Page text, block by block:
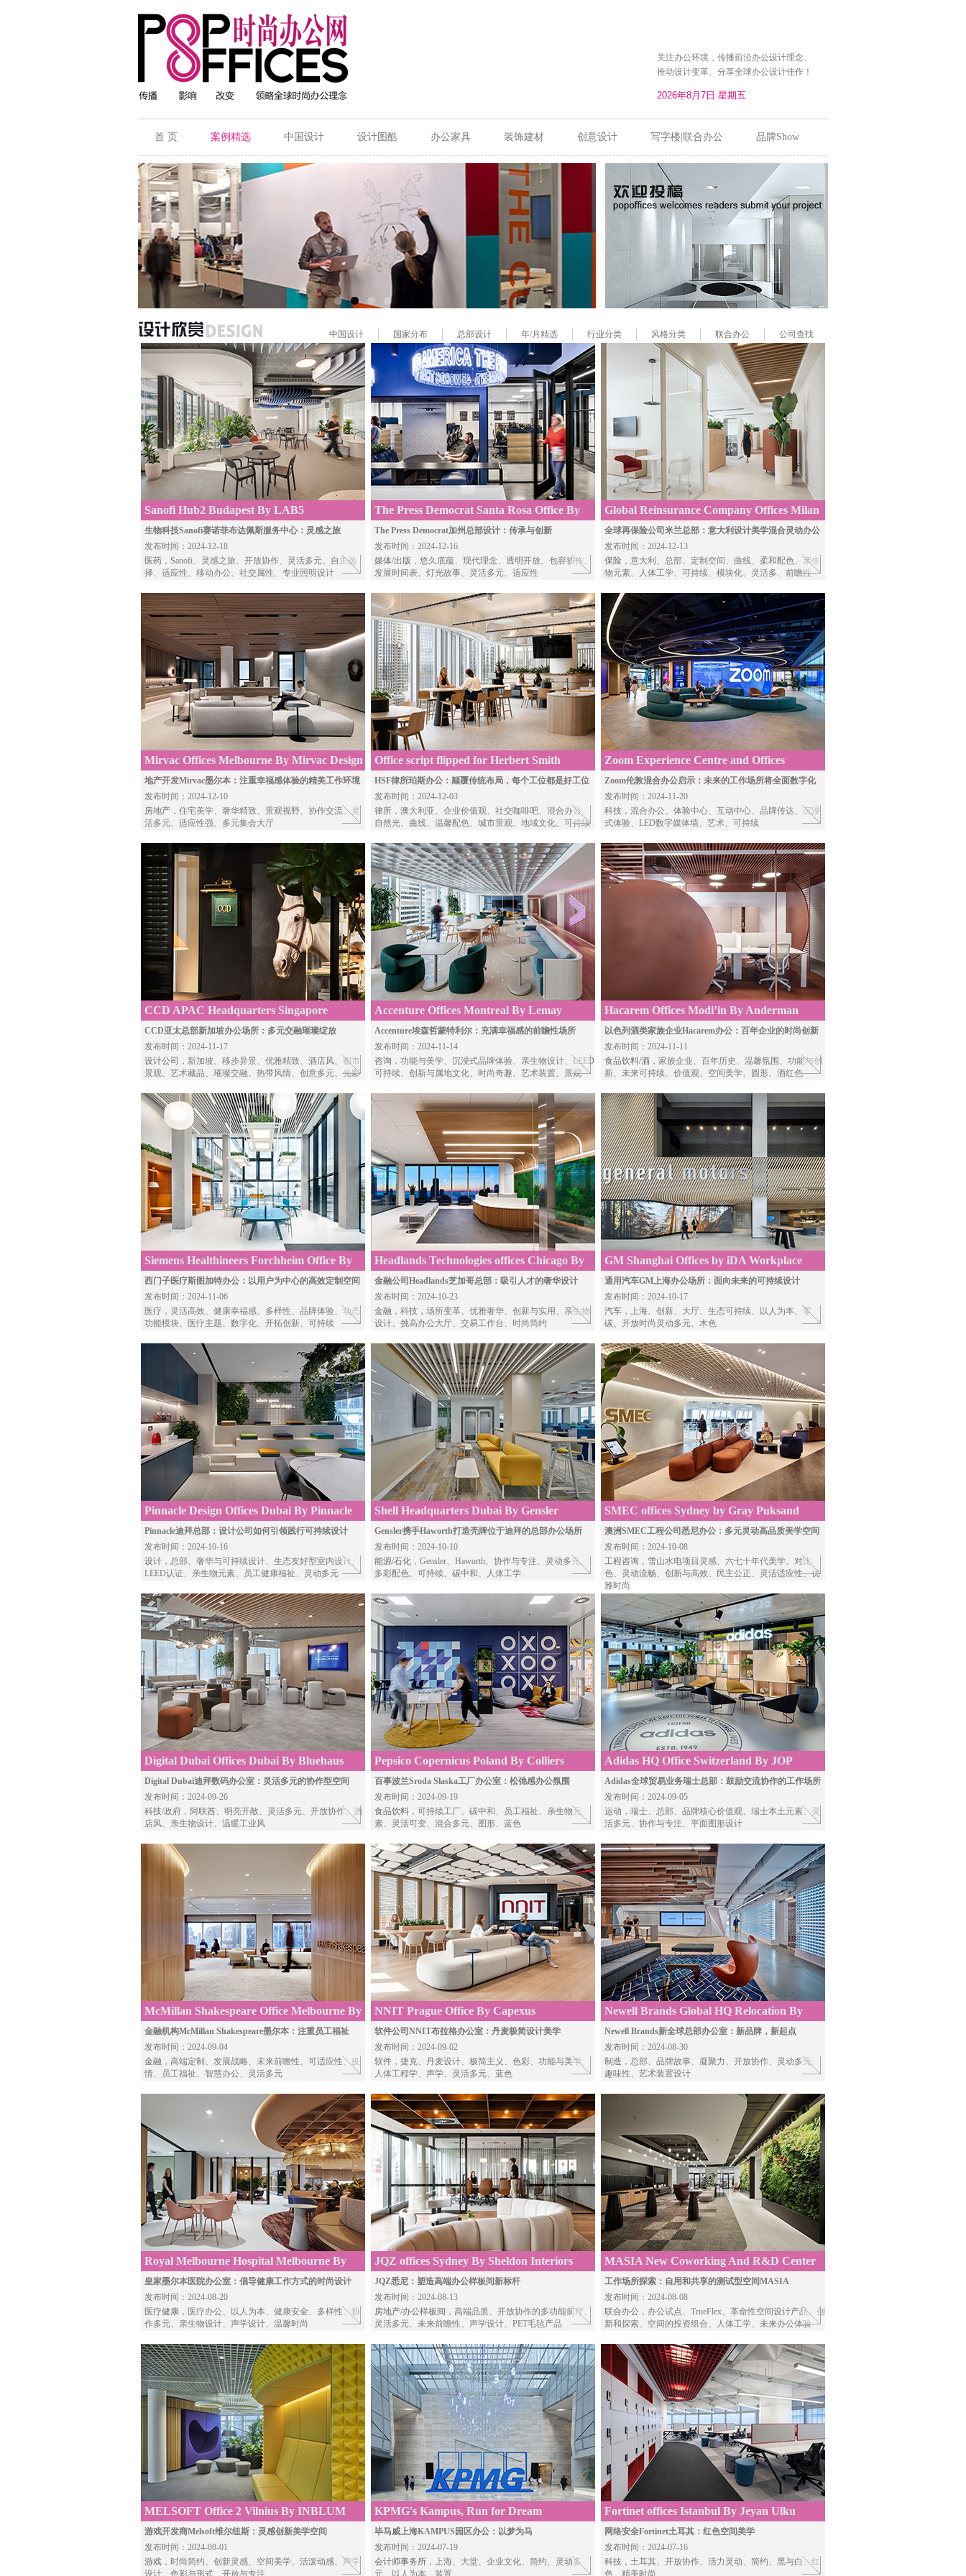
关注办公环境，传播前沿办公设计理念、
推动设计变革、分享全球办公设计佳作！
首 页 案例精选 中国设计 设计图酷 办公家具 装饰建材 创意设计 写字楼|联合办公 品牌Show
中国设计 国家分布 总部设计 年/月精选 行业分类 风格分类 联合办公 公司查找
Sanofi Hub2 Budapest By LAB5
生物科技Sanofi赛诺菲布达佩斯服务中心：灵感之旅
发布时间：2024-12-18
医药 ，Sanofi、灵感之旅、开放协作、灵活多元、自主选
择、适应性、移动办公、社交属性、专业照明设计
The Press Democrat Santa Rosa Office By
RMW
The Press Democrat加州总部设计：传承与创新
发布时间：2024-12-16
媒体/出版 ，悠久底蕴、现代理念、透明开放、包容协作、
发展时间表、灯光故事、灵活多元、适应性
Global Reinsurance Company Offices Milan
By Tetris
全球再保险公司米兰总部：意大利设计美学混合灵动办公
发布时间：2024-12-13
保险 ，意大利、总部、定制空间、曲线、柔和配色、亲生
物元素、人体工学、可持续、模块化、灵活多、前瞻性
Mirvac Offices Melbourne By Mirvac Design
地产开发Mirvac墨尔本：注重幸福感体验的精美工作环境
发布时间：2024-12-10
房地产 ，住宅美学、奢华精致、景观视野、协作交流、灵
活多元、适应性强、多元集会大厅
Office script flipped for Herbert Smith
Freehills in Perth, where “every seat is a
good seat.”
HSF律所珀斯办公：颠覆传统布局，每个工位都是好工位
发布时间：2024-12-03
律所 ，澳大利亚、企业价值观、社交咖啡吧、混合办公、
自然光、曲线、温馨配色、城市景观、地域文化、可持续
Zoom Experience Centre and Offices
London By Unispace
Zoom伦敦混合办公启示：未来的工作场所将全面数字化
发布时间：2024-11-20
科技 ，混合办公、体验中心、互动中心、品牌传达、沉浸
式体验、LED数字媒体墙、艺术、可持续
CCD APAC Headquarters Singapore
CCD亚太总部新加坡办公场所：多元交融璀璨绽放
发布时间：2024-11-17
设计公司 ，新加坡、移步异景、优雅精致、酒店风、都市
景观、艺术藏品、璀璨交融、热带风情、创意多元、光影
Accenture Offices Montreal By Lemay
Accenture埃森哲蒙特利尔：充满幸福感的前瞻性场所
发布时间：2024-11-14
咨询 ，功能与美学、沉浸式品牌体验、亲生物设计、LEED
可持续、创新与属地文化、时尚奇趣、艺术装置、景观
Hacarem Offices Modi’in By Anderman
Architects
以色列酒类家族企业Hacarem办公：百年企业的时尚创新
发布时间：2024-11-11
食品饮料/酒 ，家族企业、百年历史、温馨氛围、功能与创
新、未来可持续、价值观、空间美学、圆形、酒红色
Siemens Healthineers Forchheim Office By
Dittel Architekten
西门子医疗斯图加特办公：以用户为中心的高效定制空间
发布时间：2024-11-06
医疗 ，灵活高效、健康幸福感、多样性、品牌体验、动态
功能模块、医疗主题、数字化、开拓创新、可持续
Headlands Technologies offices Chicago By
Garnett Architects
金融公司Headlands芝加哥总部：吸引人才的奢华设计
发布时间：2024-10-23
金融 ，科技，场所变革、优雅奢华、创新与实用、亲生物
设计、挑高办公大厅、交易工作台、时尚简约
GM Shanghai Offices by iDA Workplace
通用汽车GM上海办公场所：面向未来的可持续设计
发布时间：2024-10-17
汽车 ，上海、创新、大厅、生态可持续、以人为本、零
碳、开放时尚灵动多元、木色
Pinnacle Design Offices Dubai By Pinnacle
Interiors
Pinnacle迪拜总部：设计公司如何引领践行可持续设计
发布时间：2024-10-16
设计 ，总部、奢华与可持续设计、生态友好型室内设计、
LEED认证、亲生物元素、员工健康福祉、灵动多元
Shell Headquarters Dubai By Gensler
Gensler携手Haworth打造壳牌位于迪拜的总部办公场所
发布时间：2024-10-10
能源/石化 ，Gensler、Haworth、协作与专注、灵动多元、
多彩配色、可持续、碳中和、人体工学
SMEC offices Sydney by Gray Puksand
澳洲SMEC工程公司悉尼办公：多元灵动高品质美学空间
发布时间：2024-10-08
工程咨询 ，雪山水电项目灵感、六七十年代美学、对比
色、灵动流畅、创新与高效、民主公正、灵活适应性、优
雅时尚
Digital Dubai Offices Dubai By Bluehaus
Digital Dubai迪拜数码办公室：灵活多元的协作型空间
发布时间：2024-09-26
科技/政府，阿联酋、明亮开敞、灵活多元、开放协作、酒
店风、亲生物设计、温暖工业风
Pepsico Copernicus Poland By Colliers
Define
百事波兰Sroda Slaska工厂办公室：松弛感办公氛围
发布时间：2024-09-19
食品饮料 ，可持续工厂、碳中和、员工福祉、亲生物元
素、灵活可变、混合多元、图形、蓝色
Adidas HQ Office Switzerland By JOP
ARCHITEKTEN
Adidas全球贸易业务瑞士总部：鼓励交流协作的工作场所
发布时间：2024-09-05
运动 ，瑞士、总部、品牌核心价值观、瑞士本土元素、灵
活多元、协作与专注、平面图形设计
McMillan Shakespeare Office Melbourne By
Gray Puksand
金融机构McMillan Shakespeare墨尔本：注重员工福祉
发布时间：2024-09-04
金融 ，高端定制、发展战略、未来前瞻性、可适应性、疫
情、员工福祉、智慧办公、灵活多元
NNIT Prague Office By Capexus
软件公司NNIT布拉格办公室：丹麦极简设计美学
发布时间：2024-09-02
软件 ，捷克、丹麦设计、极简主义、色彩、功能与美学、
人体工程学、声学、灵活多元、蓝色
Newell Brands Global HQ Relocation By
Perkins&Will
Newell Brands新全球总部办公室：新品牌，新起点
发布时间：2024-08-30
制造 ，总部、品牌故事、凝聚力、开放协作、灵动多元、
趣味性、艺术装置设计
Royal Melbourne Hospital Melbourne By
Gray Puksand
皇家墨尔本医院办公室：倡导健康工作方式的时尚设计
发布时间：2024-08-20
医疗健康 ，医疗办公、以人为本、健康安全、多样性、协
作多元、亲生物设计、声学设计、温馨时尚
JQZ offices Sydney By Sheldon Interiors
JQZ悉尼：塑造高端办公样板间新标杆
发布时间：2024-08-13
房地产/办公样板间 ，高端品质、开放协作的多功能前厅、
灵活多元、未来前瞻性、声学设计、PET毛毡产品
MASIA New Coworking And R&D Center
Bucharest By COS
工作场所探索：自用和共享的测试型空间MASIA
发布时间：2024-08-08
联合办公 ，办公试点、TrueFlex、革命性空间设计产品、创
新和探索、空间的投资组合、人体工学、未来办公体验
MELSOFT Office 2 Vilnius By INBLUM
游戏开发商Melsoft维尔纽斯：灵感创新美学空间
发布时间：2024-08-01
游戏 ，时尚简约、创新灵感、空间美学、活泼动感、声学
设计、色彩与形式、开放与专注
KPMG's Kampus, Run for Dream
毕马威上海KAMPUS园区办公：以梦为马
发布时间：2024-07-19
会计师事务所 ，上海、大堂、企业文化、简约、灵动多
元、以人为本、装置
Fortinet offices Istanbul By Jeyan Ulku
Architects
网络安全Fortinet土耳其：红色空间美学
发布时间：2024-07-16
科技 ，土耳其、开放协作、活力灵动、简约、黑与白、红
色、精美时尚